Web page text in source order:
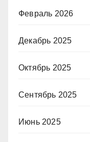
Февраль 2026
Декабрь 2025
Октябрь 2025
Сентябрь 2025
Июнь 2025